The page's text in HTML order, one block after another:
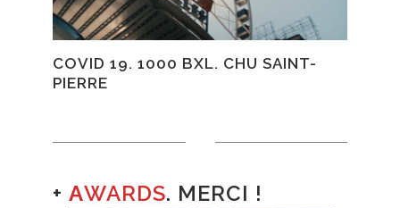
COVID 19. 1000 BXL. CHU SAINT-
PIERRE
+ AWARDS. MERCI !